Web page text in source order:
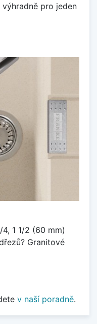
pro jeden
1 1/2 (60 mm)
Granitové
v naší poradně.